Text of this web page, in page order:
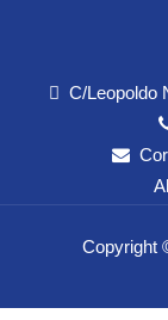
C/Leopoldo
Copyright